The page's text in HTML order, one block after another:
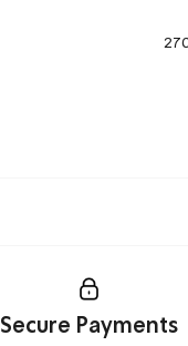
Secure Payments